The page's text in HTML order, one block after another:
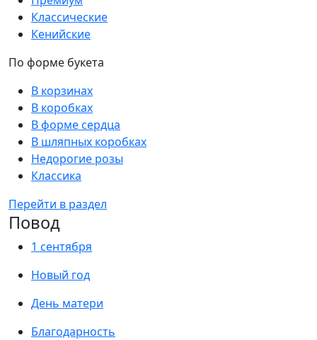
Классические
Кенийские
По форме букета
В корзинах
В коробках
В форме сердца
В шляпных коробках
Недорогие розы
Классика
Перейти в раздел
Повод
1 сентября
Новый год
День матери
Благодарность